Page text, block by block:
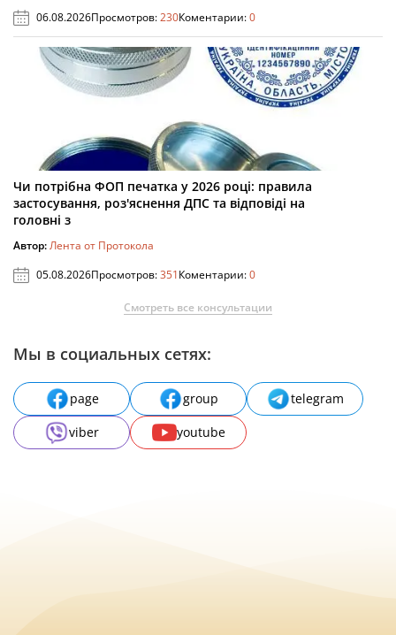
06.08.2026Просмотров:230Коментарии:0
Чи потрібна ФОП печатка у 2026 році: правила
застосування, роз'яснення ДПС та відповіді на
головні з
Автор:Лента от Протокола
05.08.2026Просмотров:351Коментарии:0
Смотреть все консультации
Мы в социальных сетях:
page group
telegram
viber
youtube